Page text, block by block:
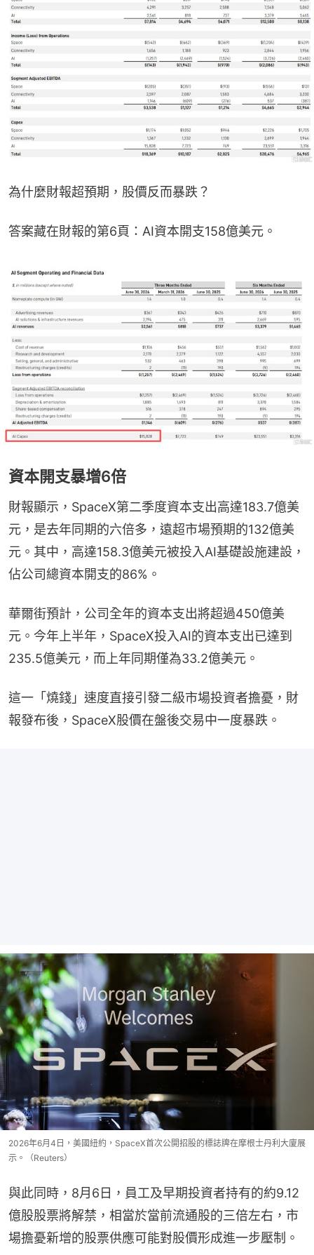
為什麼財報超預期，股價反而暴跌？
答案藏在財報的第6頁：AI資本開支158億美元。
資本開支暴增6倍
財報顯示，SpaceX第二季度資本支出高達183.7億美
元，是去年同期的六倍多，遠超市場預期的132億美
元。其中，高達158.3億美元被投入AI基礎設施建設，
佔公司總資本開支的86%。
華爾街預計，公司全年的資本支出將超過450億美
元。今年上半年，SpaceX投入AI的資本支出已達到
235.5億美元，而上年同期僅為33.2億美元。
這一「燒錢」速度直接引發二級市場投資者擔憂，財
報發布後，SpaceX股價在盤後交易中一度暴跌。
2026年6月4日，美國紐約，SpaceX首次公開招股的標誌牌在摩根士丹利大廈展
示。（Reuters）
與此同時，8月6日，員工及早期投資者持有的約9.12
億股股票將解禁，相當於當前流通股的三倍左右，市
場擔憂新增的股票供應可能對股價形成進一步壓制。